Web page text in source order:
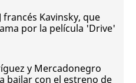
francés Kavinsky, que
por la película 'Drive'
y Mercadonegro
bailar con el estreno de